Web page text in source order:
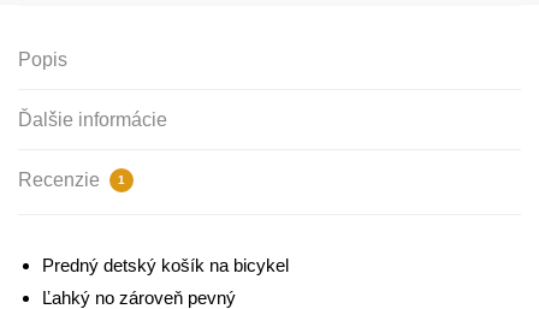
Popis
Ďalšie informácie
Recenzie 1
Predný detský košík na bicykel
Ľahký no zároveň pevný